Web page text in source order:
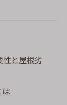
性と屋根劣